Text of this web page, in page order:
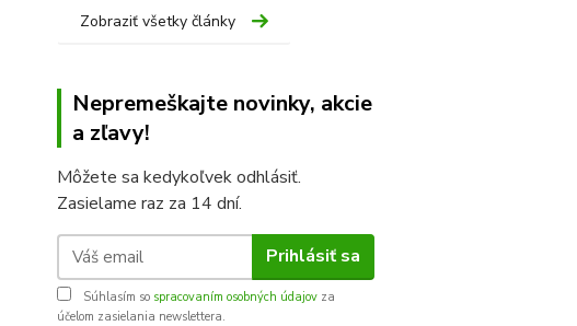
Zobraziť všetky články
Nepremeškajte novinky, akcie
a zľavy!
Môžete sa kedykoľvek odhlásiť.
Zasielame raz za 14 dní.
Prihlásiť sa
Súhlasím so spracovaním osobných údajov za
účelom zasielania newslettera.